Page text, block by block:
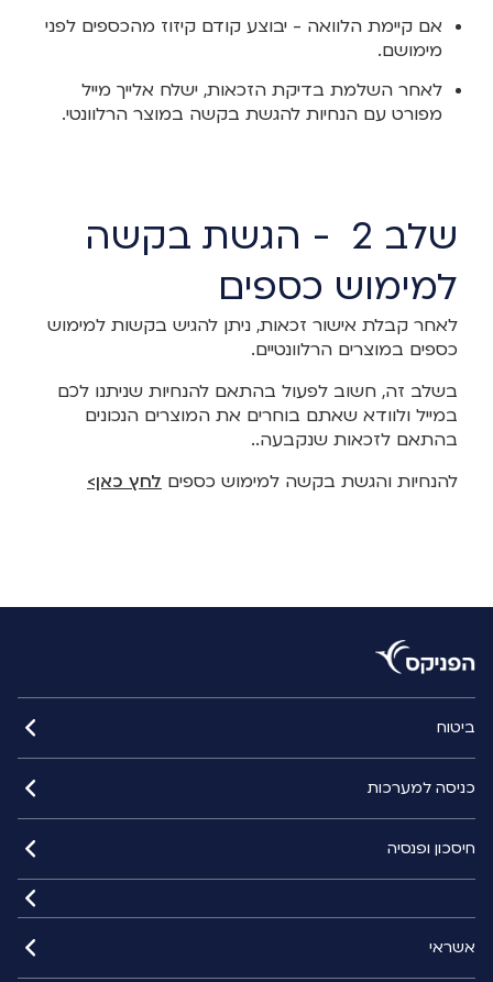
אם קיימת הלוואה - יבוצע קודם קיזוז מהכספים לפני
מימושם.
לאחר השלמת בדיקת הזכאות, ישלח אלייך מייל
מפורט עם הנחיות להגשת בקשה במוצר הרלוונטי.
שלב 2 - הגשת בקשה
למימוש כספים
לאחר קבלת אישור זכאות, ניתן להגיש בקשות למימוש
כספים במוצרים הרלוונטיים.
בשלב זה, חשוב לפעול בהתאם להנחיות שניתנו לכם
במייל ולוודא שאתם בוחרים את המוצרים הנכונים
בהתאם לזכאות שנקבעה..
להנחיות והגשת בקשה למימוש כספים לחץ כאן>
ביטוח
כניסה למערכות
חיסכון ופנסיה
אשראי